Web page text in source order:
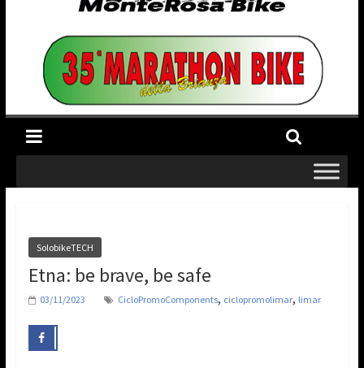
SolobikeTECH
Etna: be brave, be safe
03/11/2023 CicloPromoComponents, ciclopromolimar, limar